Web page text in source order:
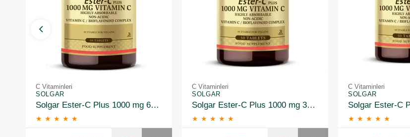
C Vitaminleri
SOLGAR
Solgar Ester-C Plus 1000 mg 60 Kapsül
★ ★ ★ ★ ★
C Vitaminleri
SOLGAR
Solgar Ester-C Plus 1000 mg 30 Kapsül
★ ★ ★ ★ ★
C Vitaminleri
SOLGAR
★ ★ ★ ★ ★